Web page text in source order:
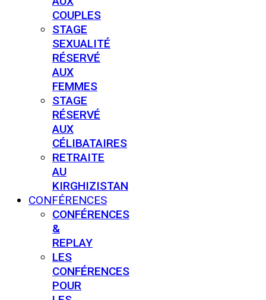
COUPLES
STAGE
SEXUALITÉ
RÉSERVÉ
AUX
FEMMES
STAGE
RÉSERVÉ
AUX
CÉLIBATAIRES
RETRAITE
AU
KIRGHIZISTAN
CONFÉRENCES
CONFÉRENCES
&
REPLAY
LES
CONFÉRENCES
POUR